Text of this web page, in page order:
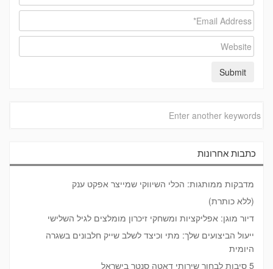
כתבות אחרונות
מדבקות ממותגות: הכלי השיווקי שמייצר אפקט ענק
(ללא כותרת)
דיור מוגן: אפליקציות ומשחקי זיכרון מומלצים לגיל השלישי
ייעול הביצועים שלך: מתי וכיצד לשלב שייק חלבונים בשגרה
היומית
5 סיבות לבחור שירותי דאטה סנטר בישראל